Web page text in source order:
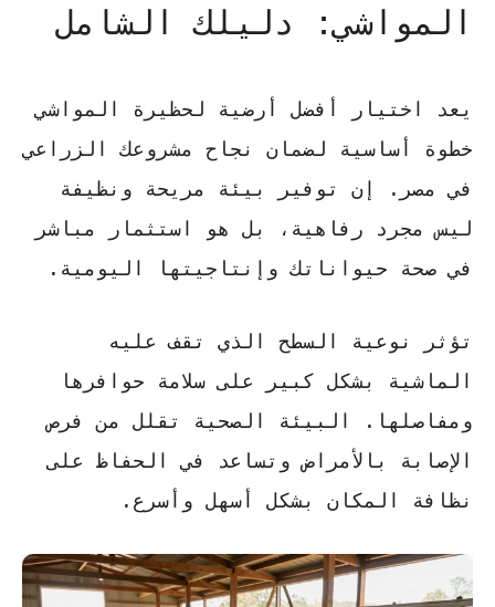
المواشي: دليلك الشامل
يعد اختيار
أفضل أرضية لحظيرة المواشي
خطوة أساسية لضمان نجاح مشروعك الزراعي
في مصر. إن توفير بيئة مريحة ونظيفة
ليس مجرد رفاهية، بل هو استثمار مباشر
في صحة حيواناتك وإنتاجيتها اليومية.
تؤثر نوعية السطح الذي تقف عليه
الماشية بشكل كبير على سلامة حوافرها
ومفاصلها.
البيئة الصحية تقلل من فرص
الإصابة بالأمراض وتساعد في الحفاظ على
نظافة المكان بشكل أسهل وأسرع.